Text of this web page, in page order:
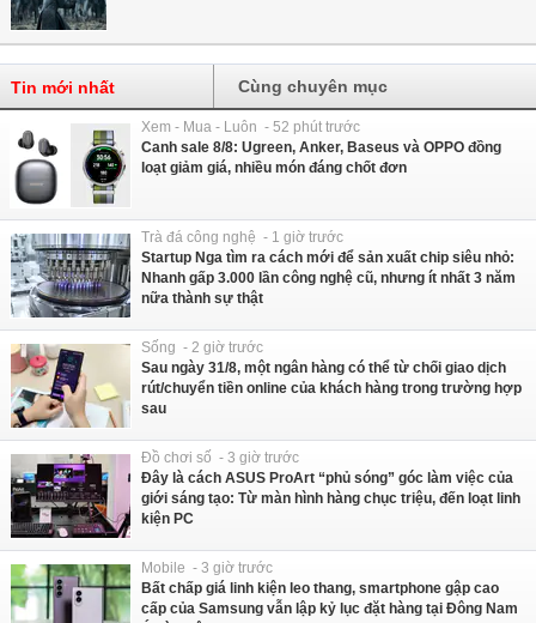
Tin mới nhất Cùng chuyên mục
Xem - Mua - Luôn - 52 phút trước
Canh sale 8/8: Ugreen, Anker, Baseus và OPPO đồng
loạt giảm giá, nhiều món đáng chốt đơn
Trà đá công nghệ - 1 giờ trước
Startup Nga tìm ra cách mới để sản xuất chip siêu nhỏ:
Nhanh gấp 3.000 lần công nghệ cũ, nhưng ít nhất 3 năm
nữa thành sự thật
Sống - 2 giờ trước
Sau ngày 31/8, một ngân hàng có thể từ chối giao dịch
rút/chuyển tiền online của khách hàng trong trường hợp
sau
Đồ chơi số - 3 giờ trước
Đây là cách ASUS ProArt “phủ sóng” góc làm việc của
giới sáng tạo: Từ màn hình hàng chục triệu, đến loạt linh
kiện PC
Mobile - 3 giờ trước
Bất chấp giá linh kiện leo thang, smartphone gập cao
cấp của Samsung vẫn lập kỷ lục đặt hàng tại Đông Nam